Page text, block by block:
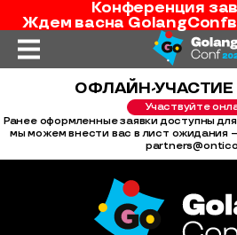
Конференция
Ждем васна GolangConf
ОФЛАЙН-УЧАСТИЕ
Участвуйте
Ранее оформленные заявки доступны
мы можем внести вас в лист ожидания